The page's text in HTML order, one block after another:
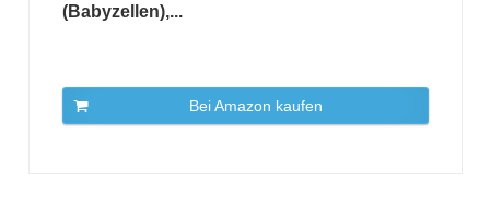
(Babyzellen),...
Bei Amazon kaufen